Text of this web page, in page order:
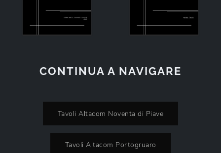
CONTINUA A NAVIGARE
Tavoli Altacom Noventa di Piave
Tavoli Altacom Portogruaro